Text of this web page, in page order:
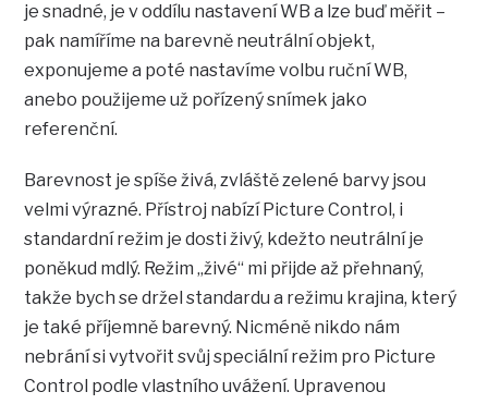
je snadné, je v oddílu nastavení WB a lze buď měřit –
pak namíříme na barevně neutrální objekt,
exponujeme a poté nastavíme volbu ruční WB,
anebo použijeme už pořízený snímek jako
referenční.
Barevnost je spíše živá, zvláště zelené barvy jsou
velmi výrazné. Přístroj nabízí Picture Control, i
standardní režim je dosti živý, kdežto neutrální je
poněkud mdlý. Režim „živé“ mi přijde až přehnaný,
takže bych se držel standardu a režimu krajina, který
je také příjemně barevný. Nicméně nikdo nám
nebrání si vytvořit svůj speciální režim pro Picture
Control podle vlastního uvážení. Upravenou